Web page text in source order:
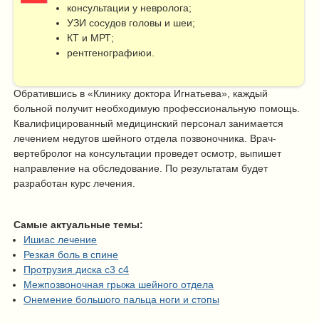
консультации у невролога;
УЗИ сосудов головы и шеи;
КТ и МРТ;
рентгенографиюи.
Обратившись в «Клинику доктора Игнатьева», каждый
больной получит необходимую профессиональную помощь.
Квалифицированный медицинский персонал занимается
лечением недугов шейного отдела позвоночника. Врач-
вертебролог на консультации проведет осмотр, выпишет
направление на обследование. По результатам будет
разработан курс лечения.
Самые актуальные темы:
Ишиас лечение
Резкая боль в спине
Протрузия диска с3 с4
Межпозвоночная грыжа шейного отдела
Онемение большого пальца ноги и стопы